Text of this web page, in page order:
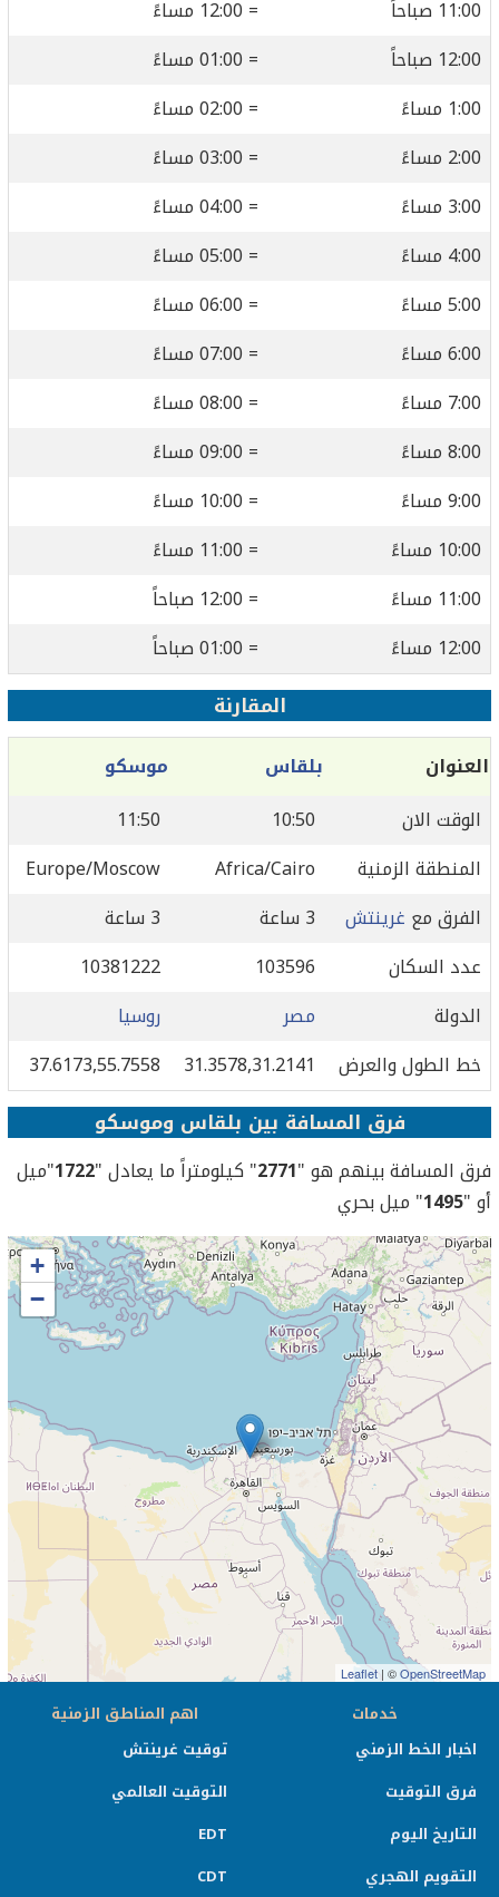
11:00 صباحاً
= 12:00 مساءً
12:00 صباحاً
= 01:00 مساءً
1:00 مساءً
= 02:00 مساءً
2:00 مساءً
= 03:00 مساءً
3:00 مساءً
= 04:00 مساءً
4:00 مساءً
= 05:00 مساءً
5:00 مساءً
= 06:00 مساءً
6:00 مساءً
= 07:00 مساءً
7:00 مساءً
= 08:00 مساءً
8:00 مساءً
= 09:00 مساءً
9:00 مساءً
= 10:00 مساءً
10:00 مساءً
= 11:00 مساءً
11:00 مساءً
= 12:00 صباحاً
12:00 مساءً
= 01:00 صباحاً
المقارنة
العنوان بلقاس
موسكو
الوقت الان
10:50
11:50
المنطقة الزمنية
Africa/Cairo
Europe/Moscow
الفرق مع غرينتش 3 ساعة
3 ساعة
عدد السكان
103596
10381222
الدولة
مصر
روسيا
خط الطول والعرض
31.3578,31.2141
37.6173,55.7558
فرق المسافة بين بلقاس وموسكو
فرق المسافة بينهم هو "2771" كيلومتراً ما يعادل "1722"ميل
أو "1495" ميل بحري
+
−
Leaflet | ©OpenStreetMap
خدمات
اخبار الخط الزمني
فرق التوقيت
التاريخ اليوم
التقويم الهجري
اهم المناطق الزمنية
توقيت غرينتش
التوقيت العالمي
EDT
CDT